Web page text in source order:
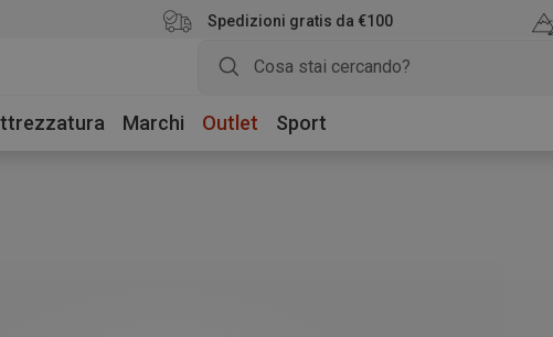
Spedizioni gratis da €100
Marchi Outlet Sport